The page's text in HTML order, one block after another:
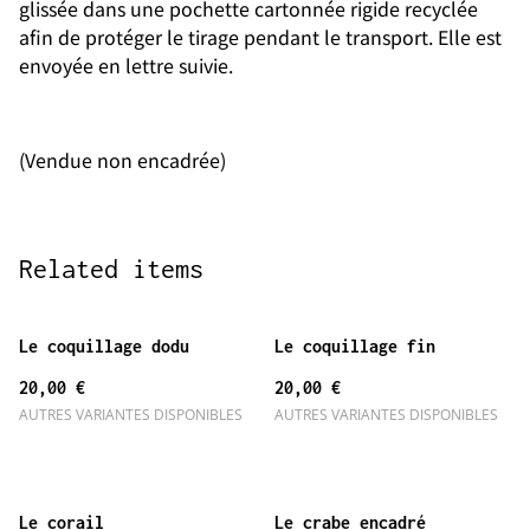
glissée dans une pochette cartonnée rigide recyclée
afin de protéger le tirage pendant le transport. Elle est
envoyée en lettre suivie.
(Vendue non encadrée)
Related items
Le coquillage dodu
20,00 €
AUTRES VARIANTES DISPONIBLES
Le coquillage fin
20,00 €
AUTRES VARIANTES DISPONIBLES
Le corail Le crabe encadré